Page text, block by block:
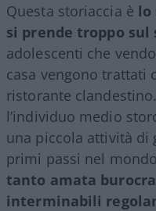
Questa storiaccia è lo
si prende troppo sul
adolescenti che
casa vengono trattati
ristorante
l’individuo medio
una piccola attività di
primi passi nel
tanto amata
interminabili